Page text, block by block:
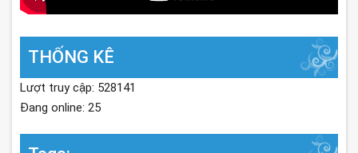
THỐNG KÊ
Lượt truy cập: 528141
Đang online: 25